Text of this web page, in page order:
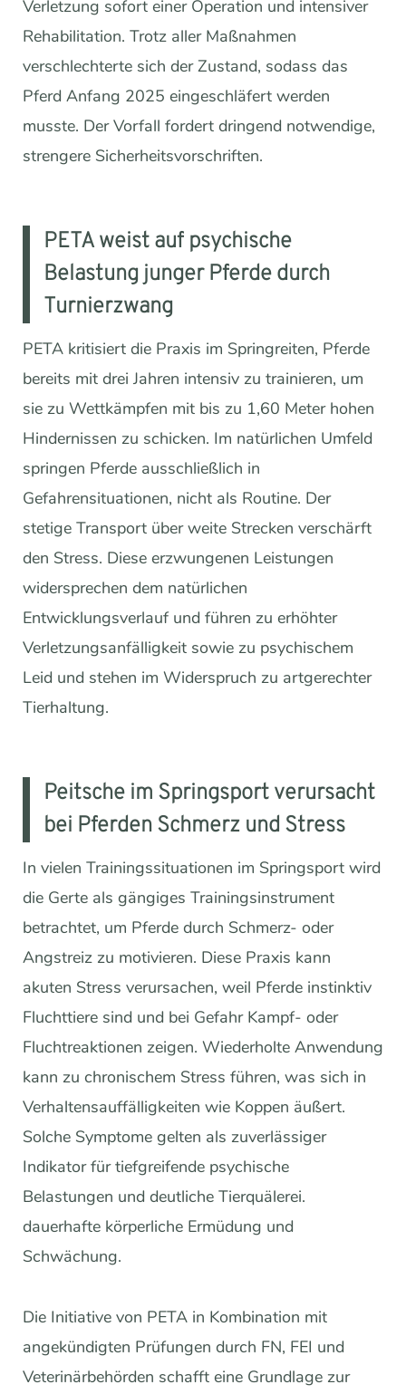
Verletzung sofort einer Operation und intensiver
Rehabilitation. Trotz aller Maßnahmen
verschlechterte sich der Zustand, sodass das
Pferd Anfang 2025 eingeschläfert werden
musste. Der Vorfall fordert dringend notwendige,
strengere Sicherheitsvorschriften.
PETA weist auf psychische
Belastung junger Pferde durch
Turnierzwang
PETA kritisiert die Praxis im Springreiten, Pferde
bereits mit drei Jahren intensiv zu trainieren, um
sie zu Wettkämpfen mit bis zu 1,60 Meter hohen
Hindernissen zu schicken. Im natürlichen Umfeld
springen Pferde ausschließlich in
Gefahrensituationen, nicht als Routine. Der
stetige Transport über weite Strecken verschärft
den Stress. Diese erzwungenen Leistungen
widersprechen dem natürlichen
Entwicklungsverlauf und führen zu erhöhter
Verletzungsanfälligkeit sowie zu psychischem
Leid und stehen im Widerspruch zu artgerechter
Tierhaltung.
Peitsche im Springsport verursacht
bei Pferden Schmerz und Stress
In vielen Trainingssituationen im Springsport wird
die Gerte als gängiges Trainingsinstrument
betrachtet, um Pferde durch Schmerz- oder
Angstreiz zu motivieren. Diese Praxis kann
akuten Stress verursachen, weil Pferde instinktiv
Fluchttiere sind und bei Gefahr Kampf- oder
Fluchtreaktionen zeigen. Wiederholte Anwendung
kann zu chronischem Stress führen, was sich in
Verhaltensauffälligkeiten wie Koppen äußert.
Solche Symptome gelten als zuverlässiger
Indikator für tiefgreifende psychische
Belastungen und deutliche Tierquälerei.
dauerhafte körperliche Ermüdung und
Schwächung.
Die Initiative von PETA in Kombination mit
angekündigten Prüfungen durch FN, FEI und
Veterinärbehörden schafft eine Grundlage zur